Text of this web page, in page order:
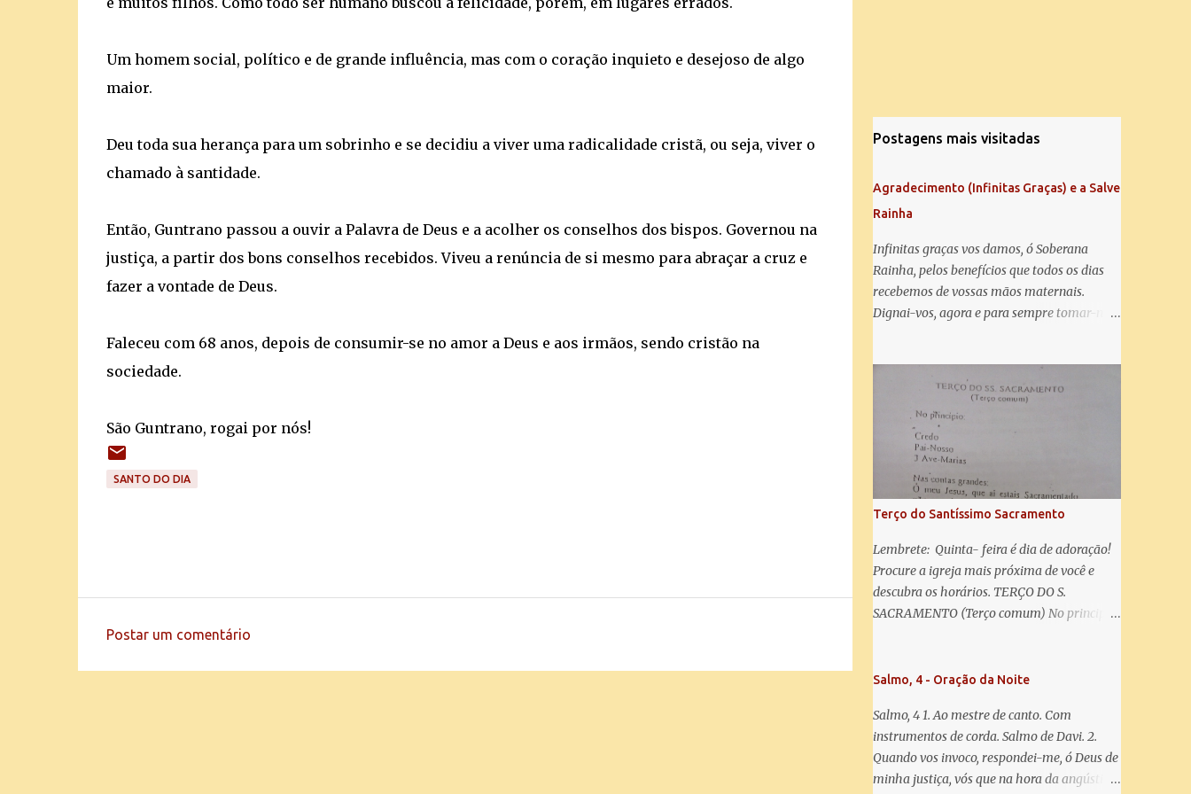
Um homem social, político e de grande influência, mas com o coração inquieto e desejoso de algo
maior.
Deu toda sua herança para um sobrinho e se decidiu a viver uma radicalidade cristã, ou seja, viver o
chamado à santidade.
Então, Guntrano passou a ouvir a Palavra de Deus e a acolher os conselhos dos bispos. Governou na
justiça, a partir dos bons conselhos recebidos. Viveu a renúncia de si mesmo para abraçar a cruz e
fazer a vontade de Deus.
Faleceu com 68 anos, depois de consumir-se no amor a Deus e aos irmãos, sendo cristão na
sociedade.
São Guntrano, rogai por nós!
SANTO DO DIA
Postar um comentário
Postagens mais visitadas
Agradecimento (Infinitas Graças) e a Salve
Rainha
Infinitas graças vos damos, ó Soberana
Rainha, pelos benefícios que todos os dias
recebemos de vossas mãos maternais.
Dignai-vos, agora e para sempre tomar-nos
Salve Rainha: Salve Rainha , Mãe de
misericórdia, vida, doçura, esperança nossa,
salve! A vós bradamos os degredados filhos
de Eva, a vós suspiramos, gemendo e
chorando neste vale de lágrimas. Eia, pois,
Advogada nossa, estes vossos olhos
misericordiosos a nós volvei, e depois deste
desterro, mostrai-nos Jesus. Bendito é o
fruto do vosso ventre, ó clemente, ó piedosa,
ó doce e sempre Virgem Maria. Rogai por
nós Santa Mãe de Deus. Para que sejamos
dignos das promessas de Cristo. Amém.
Terço do Santíssimo Sacramento
Lembrete: Quinta- feira é dia de adoração!
Procure a igreja mais próxima de você e
descubra os horários. TERÇO DO S.
SACRAMENTO (Terço comum) No principio:
Sacramentado, não permitais que eu viva
coração ao Vosso e o Vosso ao meu, e, nem
sem Vós morra eu! Nas contas pequenas:
Sacramento de Amor! Misericórdia Senhor!
Glória ao Pai: Cristo pão da vida e remédio
Salmo, 4 - Oração da Noite
Salmo, 4 1. Ao mestre de canto. Com
instrumentos de corda. Salmo de Davi. 2.
Quando vos invoco, respondei-me, ó Deus de
minha justiça, vós que na hora da angústia